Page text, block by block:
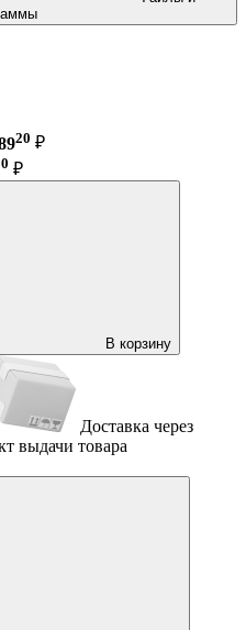
20 ₽
₽
В корзину
Доставка через
выдачи товара